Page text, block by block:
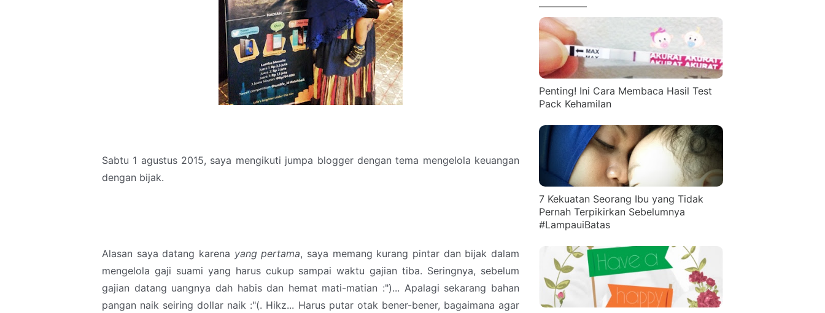
Sabtu 1 agustus 2015, saya mengikuti jumpa blogger dengan tema mengelola keuangan
dengan bijak.
Alasan saya datang karena yang pertama, saya memang kurang pintar dan bijak dalam
mengelola gaji suami yang harus cukup sampai waktu gajian tiba. Seringnya, sebelum
gajian datang uangnya dah habis dan hemat mati-matian :")... Apalagi sekarang bahan
pangan naik seiring dollar naik :"(. Hikz... Harus putar otak bener-bener, bagaimana agar
Penting! Ini Cara Membaca Hasil Test
Pack Kehamilan
7 Kekuatan Seorang Ibu yang Tidak
Pernah Terpikirkan Sebelumnya
#LampauiBatas